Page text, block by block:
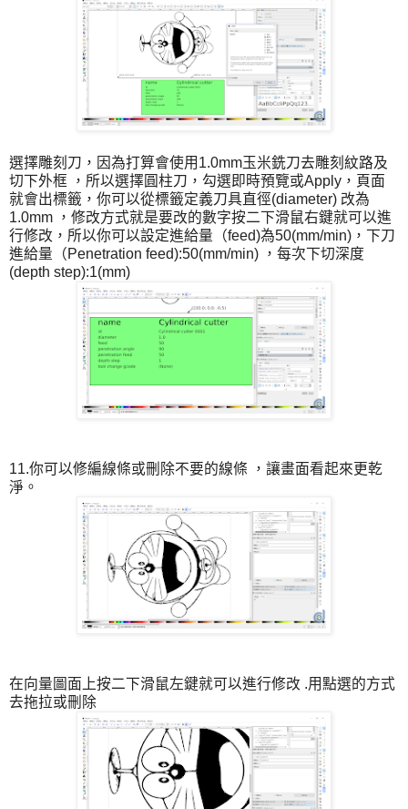
選擇雕刻刀，因為打算會使用1.0mm玉米銑刀去雕刻紋路及
切下外框 ，所以選擇圓柱刀，勾選即時預覽或Apply，頁面
就會出標籤，你可以從標籤定義刀具直徑(diameter) 改為
1.0mm ，修改方式就是要改的數字按二下滑鼠右鍵就可以進
行修改，所以你可以設定進給量（feed)為50(mm/min)，下刀
進給量（Penetration feed):50(mm/min) ，每次下切深度
(depth step):1(mm)
11.你可以修編線條或刪除不要的線條 ，讓畫面看起來更乾
淨。
在向量圖面上按二下滑鼠左鍵就可以進行修改 .用點選的方式
去拖拉或刪除